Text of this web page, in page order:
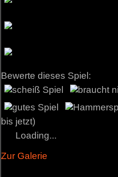
Bewerte dieses Spiel:
bis jetzt)
Loading...
Zur Galerie